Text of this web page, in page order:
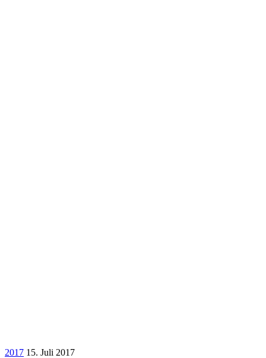
2017 15. Juli 2017